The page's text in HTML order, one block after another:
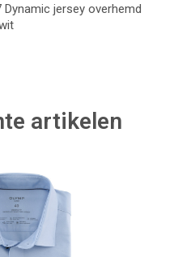
Dynamic jersey overhemd
artikelen